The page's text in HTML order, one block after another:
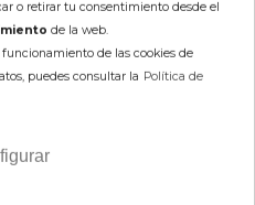
185,70 €
o retirar tu consentimiento desde el
de la web.
de las cookies de
puedes consultar la Política de